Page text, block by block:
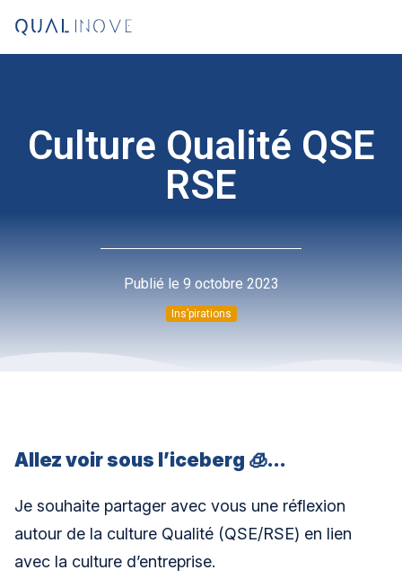
Culture Qualité QSE
RSE
Publié le 9 octobre 2023
Ins’pirations
Allez voir sous l’iceberg 🧊…
Je souhaite partager avec vous une réflexion
autour de la culture Qualité (QSE/RSE) en lien
avec la culture d’entreprise.